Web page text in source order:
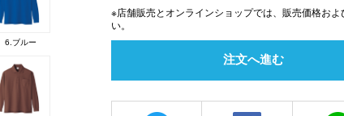
6.ブルー
※店舗販売とオンラインショップでは、販売価格お
い。
注文へ進む